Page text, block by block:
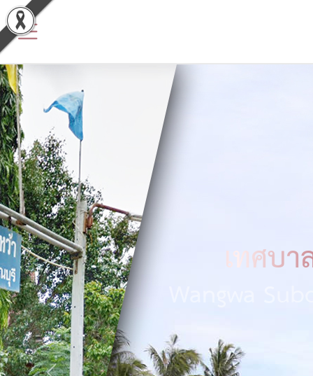
พื้น
ฐาน
ประวัติ
หน่วย
งาน
ข้อมูล
พื้น
ฐาน
ทั่วไป
อำนาจ
หน้าที่
วิสัย
เทศบ